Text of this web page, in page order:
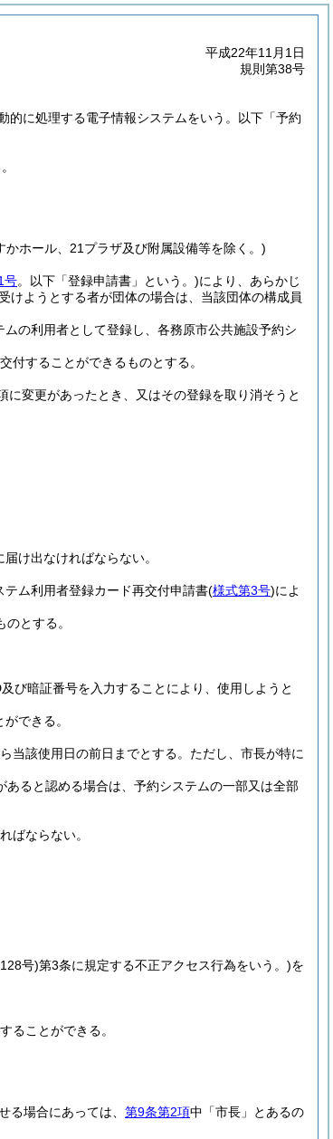
平成22年11月1日
規則第38号
的に処理する電子情報システムをいう。以下「予約
ホール、21プラザ及び附属設備等を除く。)
号。以下「登録申請書」という。)により、あらかじ
けようとする者が団体の場合は、当該団体の構成員
の利用者として登録し、各務原市公共施設予約シ
付することができるものとする。
に変更があったとき、又はその登録を取り消そうと
け出なければならない。
ム利用者登録カード再交付申請書(様式第3号)によ
とする。
び暗証番号を入力することにより、使用しようと
できる。
当該使用日の前日までとする。 ただし、市長が特に
ると認める場合は、予約システムの一部又は全部
ばならない。
号)第3条に規定する不正アクセス行為をいう。)を
ることができる。
る場合にあっては、 第9条第2項中「市長」とあるの